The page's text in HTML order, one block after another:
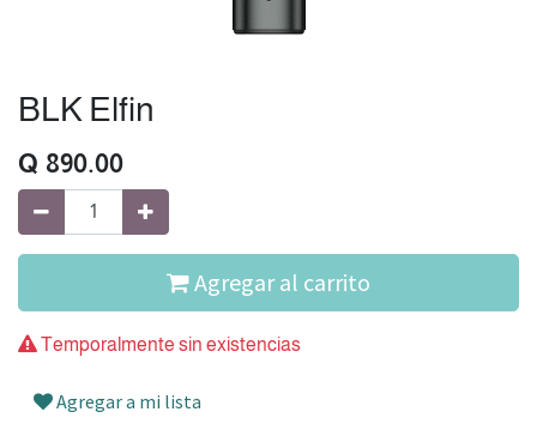
BLK Elfin
Q 890.00
Agregar al carrito
Temporalmente sin existencias
Agregar a mi lista